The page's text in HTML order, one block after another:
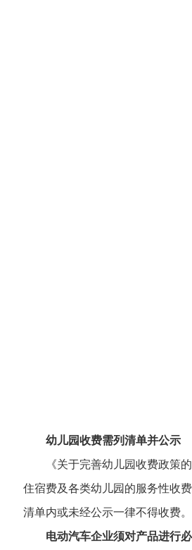
幼儿园收费需列清单并公示
《关于完善幼儿园收费政策的
住宿费及各类幼儿园的服务性收
清单内或未经公示一律不得收费。
电动汽车企业须对产品进行